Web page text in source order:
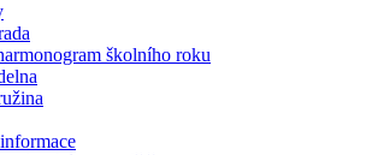
školního roku